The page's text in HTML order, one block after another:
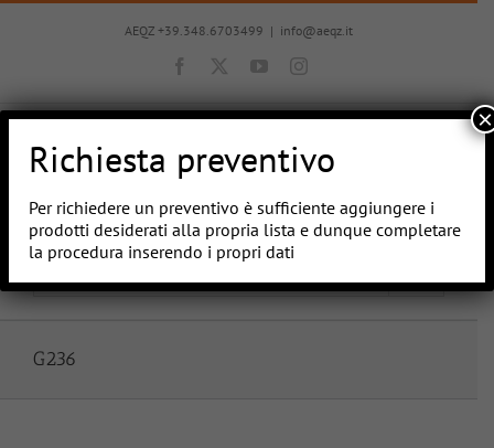
Salta
AEQZ +39.348.6703499 | info@aeqz.it
Facebook YouTubeInstagram
Vai a...
G236
Richiesta preventivo
Per richiedere un preventivo è sufficiente aggiungere i
prodotti desiderati alla propria lista e dunque completare
la procedura inserendo i propri dati
×